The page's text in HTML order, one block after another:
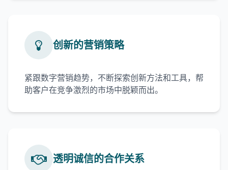
创新的营销策略
紧跟数字营销趋势，不断探索创新方法和工具，帮
助客户在竞争激烈的市场中脱颖而出。
透明诚信的合作关系